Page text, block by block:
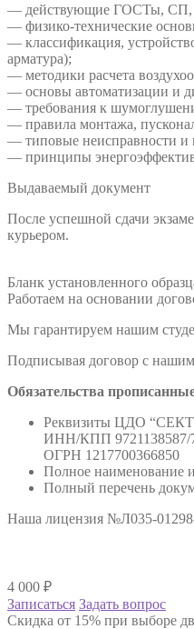
— действующие ГОСТы, СП,
— физико-технические
— классификация,
арматура);
— методики расчета
— основы автоматизации и
— требования к
— правила монтажа,
— типовые неисправности и
— принципы
Выдаваемый документ
После успешной сдачи
курьером.
Бланк установленного
Работаем на основании
Мы гарантируем нашим
Подписывая договор с
Обязательства
Реквизиты ЦДО
ИНН/КПП 9721138587/
ОГРН 1217700366850
Полное наименование
Полный перечень
Наша лицензия №Л035-
4 000 ₽
Записаться Задать вопрос
Скидка от 15% при выборе